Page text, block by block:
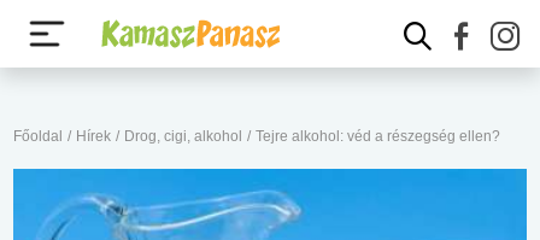
Főoldal / Hírek / Drog, cigi, alkohol / Tejre alkohol: véd a részegség ellen?